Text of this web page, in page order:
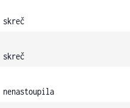
skreč
skreč
nenastoupila